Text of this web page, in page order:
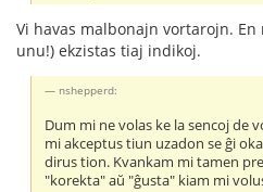
Vi havas malbonajn vortarojn.
unu!) ekzistas tiaj indikoj.
nshepperd:
Dum mi ne volas ke la sencoj de
mi akceptus tiun uzadon se ĝi
dirus tion. Kvankam mi tamen
"korekta" aŭ "ĝusta" kiam mi